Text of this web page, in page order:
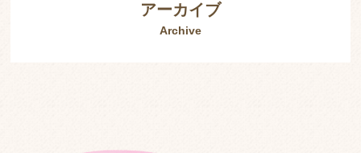
アーカイブ
Archive